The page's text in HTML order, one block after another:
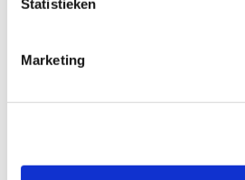
Statistieken
Marketing
belangrijkste ontdekkingen van